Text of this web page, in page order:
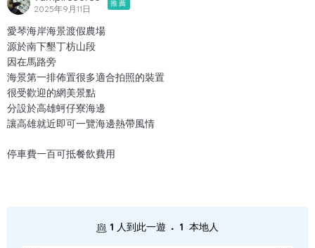
2025年9月11日
推薦
愛琴海岸海景渡假農場
源於南下墾丁枋山段
因在馬路旁
海景第一排佈置很多適合拍照的裝置
很受歡迎的網美景點
分設於高雄蚵仔寮海邊
讓高雄就近即可一覽海邊熱帶風情
停車費一百可抵餐飲費用
1 人到此一遊 . 1 本地人